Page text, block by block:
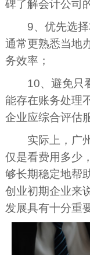
碑了解会计公司
9、优先选
通常更熟悉当地
务效率；
10、避免只
能存在账务处理
企业应综合评估
实际上，广
仅是看费用多少
够长期稳定地帮
创业初期企业来
发展具有十分重